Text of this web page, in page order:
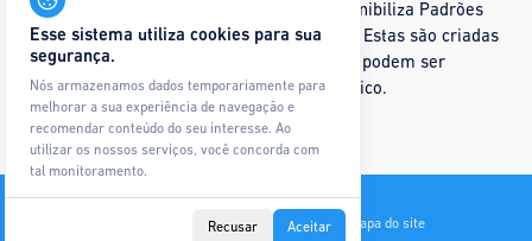
O Governo Federal Brasileiro também disponibiliza Padrões
Web em suas cartilhas de desenvolvimento. Estas são criadas
pelo Departamento de Governo Eletrônico e podem ser
baixadas a partir do site do Governo Eletrônico.
Todos os direitos reservados © Ágape Sistemas
Política de PrivacidadeGlossário Mapa do site
Esse sistema utiliza cookies para sua
segurança.
Nós armazenamos dados temporariamente para
melhorar a sua experiência de navegação e
recomendar conteúdo do seu interesse. Ao
utilizar os nossos serviços, você concorda com
tal monitoramento.
Recusar Aceitar